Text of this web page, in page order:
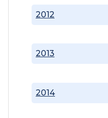
2012
2013
2014